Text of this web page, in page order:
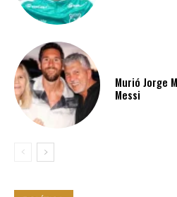
Murió Jorge
Messi